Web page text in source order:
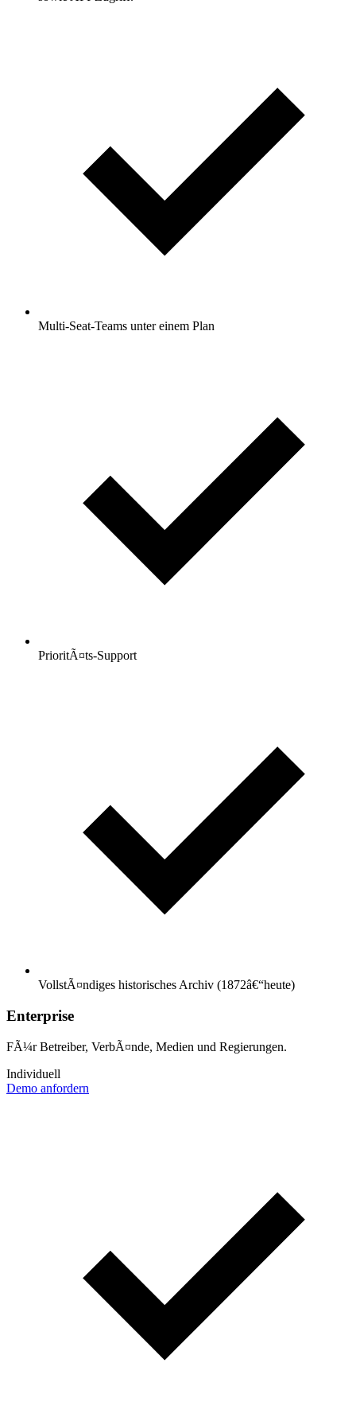
Multi-Seat-Teams unter einem Plan
PrioritÃ¤ts-Support
VollstÃ¤ndiges historisches Archiv (1872â€“heute)
Enterprise
FÃ¼r Betreiber, VerbÃ¤nde, Medien und Regierungen.
Individuell
Demo anfordern